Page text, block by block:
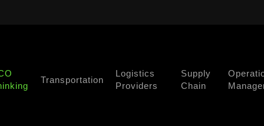
Transportation
Logistics
Providers
Supply
Chain